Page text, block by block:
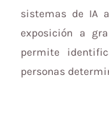
sistemas de IA
exposición a
permite
personas